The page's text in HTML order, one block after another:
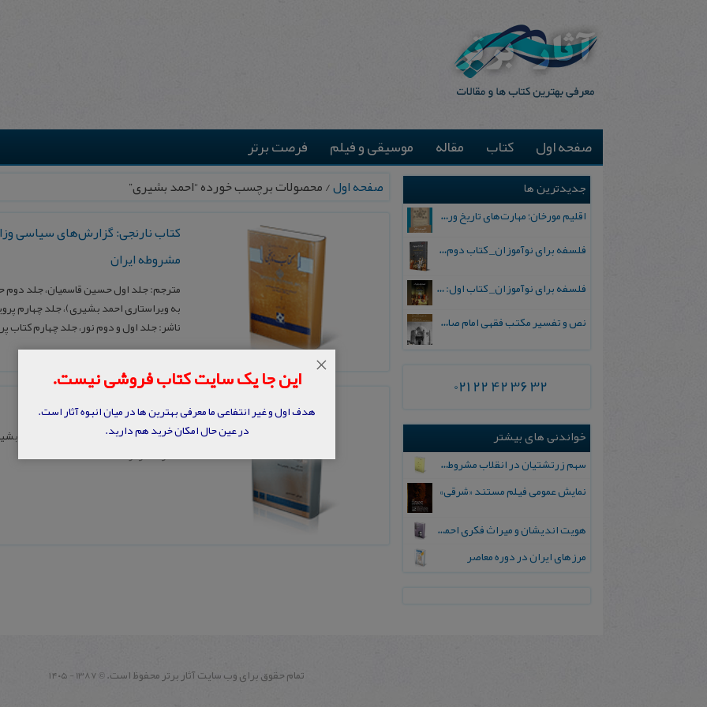
صفحه اول کتاب مقاله موسیقی و فیلم فرصت برتر
صفحه اول/ محصولات برچسب خورده “احمد بشیری”
کتاب نارنجی: گزارش‌های سیاسی
مشروطه ایران
مترجم: جلد اول حسین قاسمیان، جلد دوم
به ویراستاری احمد بشیری)، جلد چهارم
ناشر: جلد اول و دوم نور، جلد چهارم کتاب
کتاب آبی
نویسنده: به کوشش و ویراستاری احمد
ناشر: نشر نو
جدیدترین ها
اقلیم مورخان؛ مهارت‌های تاریخ ورزی علمی
فلسفه برای نوآموزان_ کتاب دوم: پرسش درباره واقعیت و معرفت
فلسفه برای نوآموزان_ کتاب اول: تردید در باورهای رایج
نص و تفسیر مکتب فقهی امام صادق علیه السلام
021 22 42 36 32
خواندنی های بیشتر
سهم زرتشتیان در انقلاب مشروطیت ایران
نمایش عمومی فیلم مستند «شرقی»
هویت اندیشان و میراث فکری احمد فردید
مرزهای‌ ایران‌ در دوره‌ معاصر
این جا یک سایت کتاب فروشی نیست.
هدف اول و غیر انتفاعی ما معرفی بهترین ها در میان انبوه آثار است.
در عین حال امکان خرید هم دارید.
×
تمام حقوق برای وب سايت آثار برتر محفوظ است. ©